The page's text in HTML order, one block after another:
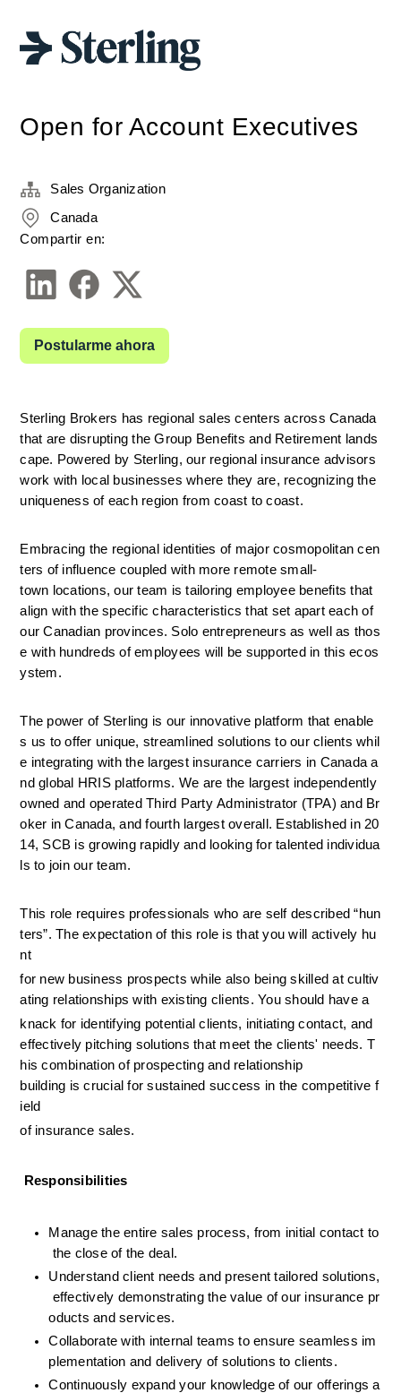
Open for Account Executives
Sterling Brokers has regional sales centers across Canada
that are disrupting the Group Benefits and Retirement lands
cape. Powered by Sterling, our regional insurance advisors
work with local businesses where they are, recognizing the
uniqueness of each region from coast to coast.
Embracing the regional identities of major cosmopolitan cen
ters of influence coupled with more remote small-
town locations, our team is tailoring employee benefits that
align with the specific characteristics that set apart each of
our Canadian provinces. Solo entrepreneurs as well as thos
e with hundreds of employees will be supported in this ecos
ystem.
The power of Sterling is our innovative platform that enable
s us to offer unique, streamlined solutions to our clients whil
e integrating with the largest insurance carriers in Canada a
nd global HRIS platforms. We are the largest independently
owned and operated Third Party Administrator (TPA) and Br
oker in Canada, and fourth largest overall. Established in 20
14, SCB is growing rapidly and looking for talented individua
ls to join our team.
This role requires professionals who are self described “hun
ters”. The expectation of this role is that you will actively hu
nt
for new business prospects while also being skilled at cultiv
ating relationships with existing clients. You should have a
knack for identifying potential clients, initiating contact, and
effectively pitching solutions that meet the clients' needs. T
his combination of prospecting and relationship
building is crucial for sustained success in the competitive f
ield
of insurance sales.
Responsibilities
Manage the entire sales process, from initial contact to
the close of the deal.
Understand client needs and present tailored solutions,
effectively demonstrating the value of our insurance pr
oducts and services.
Collaborate with internal teams to ensure seamless im
plementation and delivery of solutions to clients.
Continuously expand your knowledge of our offerings a
Sales Organization
Canada
Compartir en:
Postularme ahora